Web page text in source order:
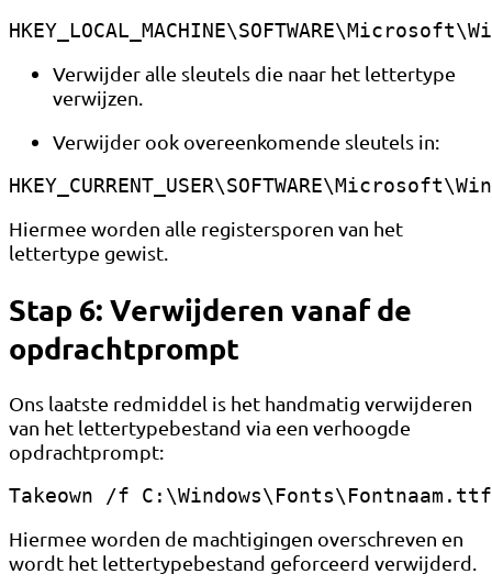
Verwijder alle sleutels die naar het lettertype
verwijzen.
Verwijder ook overeenkomende sleutels in:
Hiermee worden alle registersporen van het
lettertype gewist.
Stap 6: Verwijderen vanaf de
opdrachtprompt
Ons laatste redmiddel is het handmatig verwijderen
van het lettertypebestand via een verhoogde
opdrachtprompt:
Takeown /f
Hiermee worden de machtigingen overschreven en
wordt het lettertypebestand geforceerd verwijderd.